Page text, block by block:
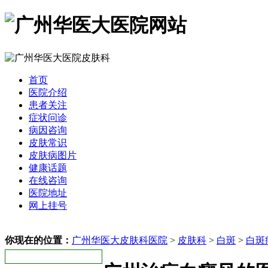
首页
医院介绍
患者关注
症状问诊
病因咨询
皮肤常识
皮肤病图片
健康话题
在线咨询
医院地址
网上挂号
你现在的位置： 广州华医大皮肤科医院 > 皮肤科 > 白斑 > 白斑